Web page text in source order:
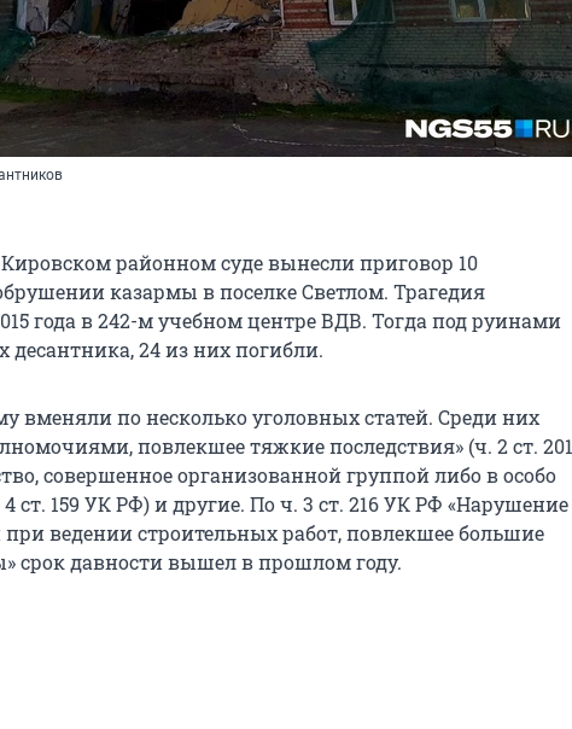
Кировском районном суде вынесли приговор 10
казармы в поселке Светлом. Трагедия
года в 242-м учебном центре ВДВ. Тогда под руинами
десантника, 24 из них погибли.
вменяли по несколько уголовных статей. Среди них
повлекшее тяжкие последствия» (ч. 2 ст. 201
совершенное организованной группой либо в особо
ст. 159 УК РФ) и другие. По ч. 3 ст. 216 УК РФ «Нарушение
при ведении строительных работ, повлекшее большие
срок давности вышел в прошлом году.